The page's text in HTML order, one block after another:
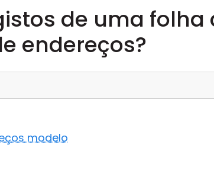
de uma folha
endereços?
modelo